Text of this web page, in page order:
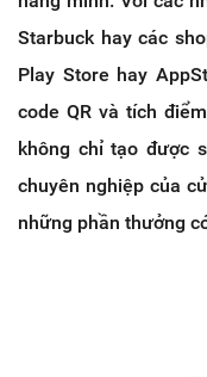
Starbuck hay các
Play Store hay
code QR và tích
không chỉ tạo được
chuyên nghiệp của
những phần thưởng